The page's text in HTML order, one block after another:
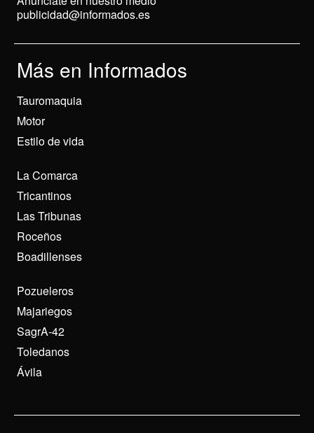
publicidad@informados.es
Más en Informados
Tauromaquia
Motor
Estilo de vida
La Comarca
Tricantinos
Las Tribunas
Roceños
Boadillenses
Pozueleros
Majariegos
SagrA-42
Toledanos
Ávila